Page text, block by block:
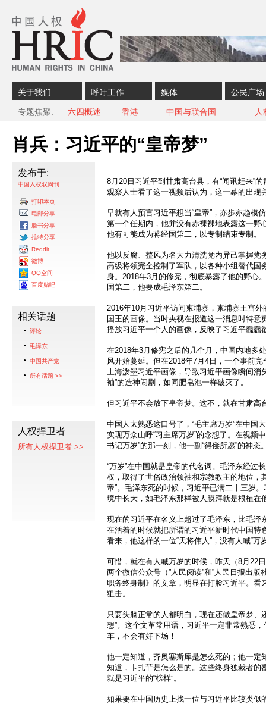
关于我们 呼吁工作 媒体 公民广场
专题焦聚 六四概述 香港 中国与联合国 人
肖兵：习近平的“皇帝梦”
发布于:
中国人权双周刊
打印本页
电邮分享
脸书分享
推特分享
Reddit
微博
QQ空间
百度贴吧
相关话题
评论
毛泽东
中国共产党
所有话题 >>
人权捍卫者
所有人权捍卫者 >>
8月20日习近平到甘肃高台县，有“闻讯赶来”
观察人士看了这一视频后认为，这一幕的出现
早就有人预言习近平想当“皇帝”，亦步亦趋模
第一个任期内，他并没有赤裸裸地表露这一野
他有可能成为蒋经国第二，以专制结束专制。
他以反腐、整风为名大力清洗党内异己掌握党
高级将领完全控制了军队，以各种小组替代国
身。2018年3月的修宪，彻底暴露了他的野心
国第二，他要成毛泽东第二。
2016年10月习近平访问柬埔寨，柬埔寨王宫
国王的画像。当时央视在报道这一消息时特意
播放习近平一个人的画像，反映了习近平蠢蠢
在2018年3月修宪之后的几个月，中国内地多
风开始蔓延。但在2018年7月4日，一个事前
上海泼墨习近平画像，导致习近平画像瞬间消
袖”的造神闹剧，如同肥皂泡一样破灭了。
但习近平不会放下皇帝梦。这不，就在甘肃高
中国人太熟悉这口号了，“毛主席万岁”在中国
实现万众山呼“习主席万岁”的念想了。在视频
书记万岁”的那一刻，他一副“得偿所愿”的神态
“万岁”在中国就是皇帝的代名词。毛泽东经过
权，取得了世俗政治领袖和宗教教主的地位，
帝”。毛泽东死的时候，习近平已满二十三岁
境中长大，如毛泽东那样被人膜拜就是根植在
现在的习近平在名义上超过了毛泽东，比毛泽
在活着的时候就把所谓的习近平新时代中国特
看来，他这样的一位“天将伟人”，没有人喊“
可惜，就在有人喊万岁的时候，昨天（8月22
两个微信公众号（”人民阅读”和”人民日报出
职务终身制》的文章，明显在打脸习近平。看
狙击。
只要头脑正常的人都明白，现在还做皇帝梦、
想”。这个文革常用语，习近平一定非常熟悉
车，不会有好下场！
他一定知道，齐奥塞斯库是怎么死的；他一定
知道，卡扎菲是怎么是的。这些终身独裁者的
就是习近平的“榜样”。
如果要在中国历史上找一位与习近平比较类似